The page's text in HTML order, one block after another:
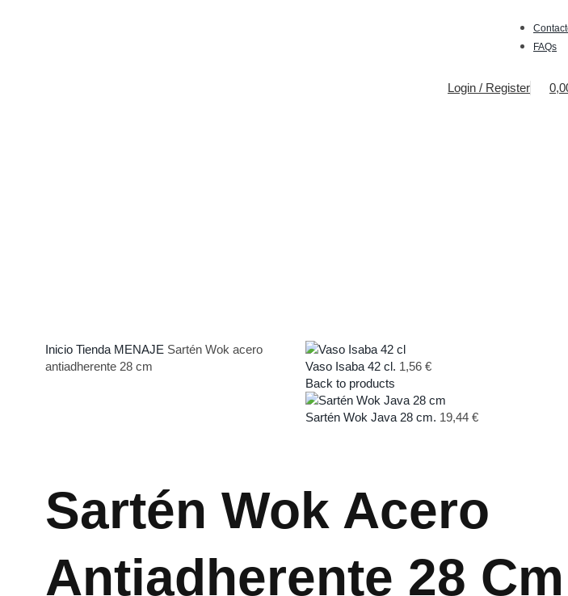
FAQs
Login / Register
Inicio Tienda MENAJE Sartén Wok acero
antiadherente 28 cm
Vaso Isaba 42 cl. 1,56 €
Back to products
Sartén Wok Java 28 cm. 19,44 €
Sartén Wok Acero
Antiadherente 28 Cm